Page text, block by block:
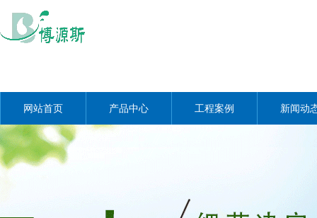
网站首页 产品中心 工程案例 新闻动